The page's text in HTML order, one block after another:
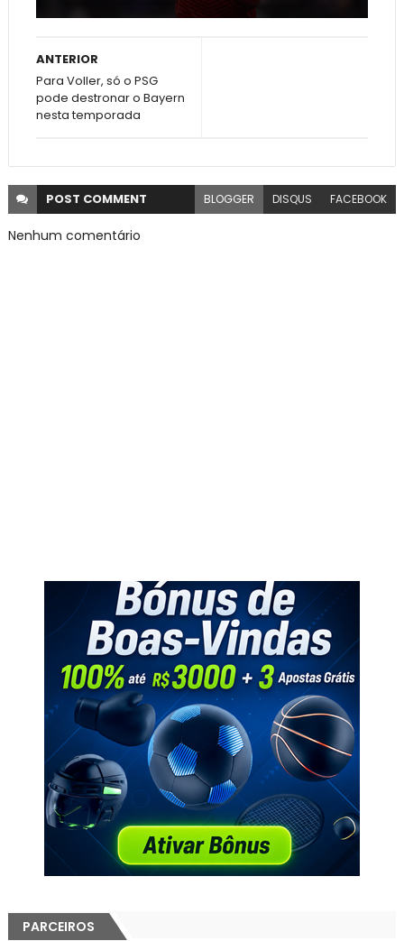
ANTERIOR
Para Voller, só o PSG
pode destronar o Bayern
nesta temporada
POST COMMENT BLOGGER DISQUS FACEBOOK
Nenhum comentário
PARCEIROS